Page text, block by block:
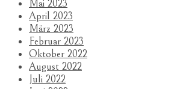
Mai 2023
April 2023
März 2023
Februar 2023
Oktober 2022
August 2022
Juli 2022